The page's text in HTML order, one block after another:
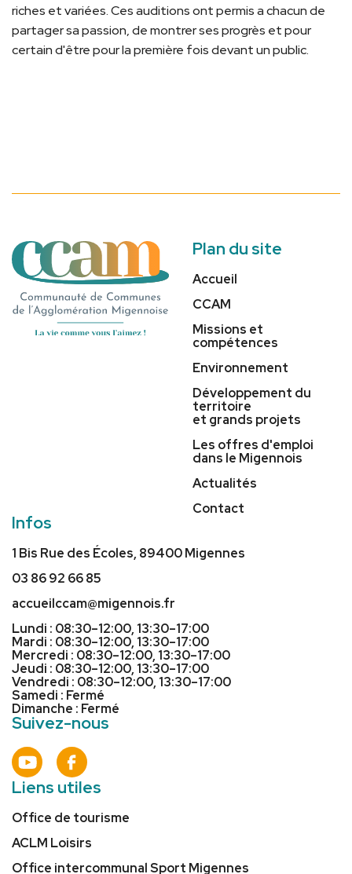
riches et variées. Ces auditions ont permis a chacun de
partager sa passion, de montrer ses progrès et pour
certain d'être pour la première fois devant un public.
Plan du site
Accueil
CCAM
Missions et
compétences
Environnement
Développement du
territoire
et grands projets
Les offres d'emploi
dans le Migennois
Actualités
Contact
Infos
1 Bis Rue des Écoles, 89400 Migennes
03 86 92 66 85
accueilccam@migennois.fr
Lundi : 08:30–12:00, 13:30–17:00
Mardi : 08:30–12:00, 13:30–17:00
Mercredi : 08:30–12:00, 13:30–17:00
Jeudi : 08:30–12:00, 13:30–17:00
Vendredi : 08:30–12:00, 13:30–17:00
Samedi : Fermé
Dimanche : Fermé
Suivez-nous
Liens utiles
Office de tourisme
ACLM Loisirs
Office intercommunal Sport Migennes